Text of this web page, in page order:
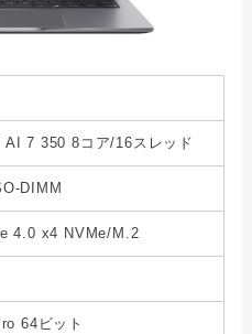
7 350 8コア/16スレッド
DIMM
4.0 x4 NVMe/M.2
64ビット